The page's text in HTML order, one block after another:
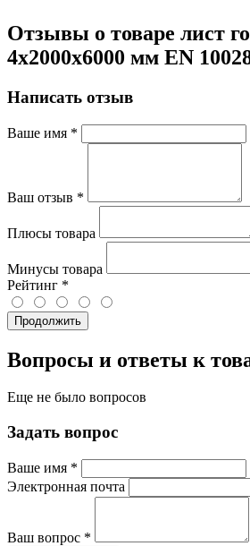
Отзывы о товаре лист
4х2000х6000 мм EN
Написать отзыв
Ваше имя *
Ваш отзыв *
Плюсы товара
Минусы товара
Рейтинг *
Продолжить
Вопросы и ответы к
Еще не было вопросов
Задать вопрос
Ваше имя *
Электронная почта
Ваш вопрос *